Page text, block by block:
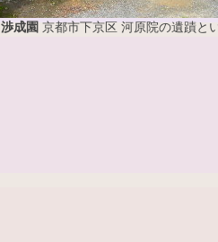
渉成園 京都市下京区 河原院の遺蹟と